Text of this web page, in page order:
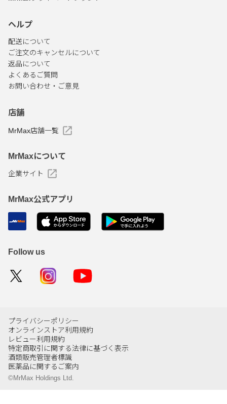
ヘルプ
配送について
ご注文のキャンセルについて
返品について
よくあるご質問
お問い合わせ・ご意見
店舗
MrMax店舗一覧
MrMaxについて
企業サイト
MrMax公式アプリ
Follow us
プライバシーポリシー
オンラインストア利用規約
レビュー利用規約
特定商取引に関する法律に基づく表示
酒類販売管理者標識
医薬品に関するご案内
©MrMax Holdings Ltd.